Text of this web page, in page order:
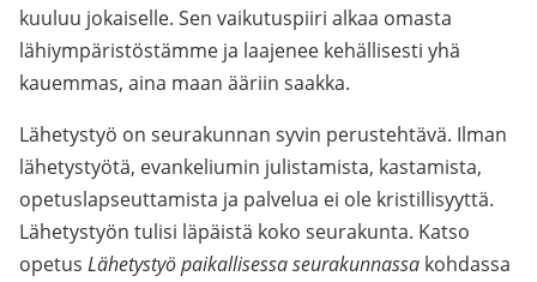
kuuluu jokaiselle. Sen vaikutuspiiri alkaa omasta
lähiympäristöstämme ja laajenee kehällisesti yhä
kauemmas, aina maan ääriin saakka.
Lähetystyö on seurakunnan syvin perustehtävä. Ilman
lähetystyötä, evankeliumin julistamista, kastamista,
opetuslapseuttamista ja palvelua ei ole kristillisyyttä.
Lähetystyön tulisi läpäistä koko seurakunta. Katso
opetus Lähetystyö paikallisessa seurakunnassa kohdassa